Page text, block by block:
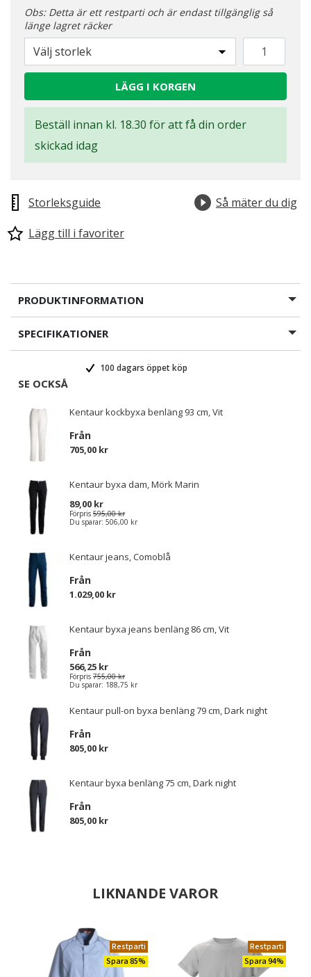
Obs: Detta är ett restparti och är endast tillgänglig så
länge lagret räcker
Välj storlek
LÄGG I KORGEN
Beställ innan kl. 18.30 för att få din order
skickad idag
Storleksguide
Så mäter du dig
Lägg till i favoriter
PRODUKTINFORMATION
SPECIFIKATIONER
100 dagars öppet köp
SE OCKSÅ
Kentaur kockbyxa benläng 93 cm, Vit
Från
705,00 kr
Kentaur byxa dam, Mörk Marin
89,00 kr
Förpris 595,00 kr
Du sparar: 506,00 kr
Kentaur jeans, Comoblå
Från
1.029,00 kr
Kentaur byxa jeans benläng 86 cm, Vit
Från
566,25 kr
Förpris 755,00 kr
Du sparar: 188,75 kr
Kentaur pull-on byxa benläng 79 cm, Dark night
Från
805,00 kr
Kentaur byxa benläng 75 cm, Dark night
Från
805,00 kr
LIKNANDE VAROR
Restparti
Spara 85%
Restparti
Spara 94%